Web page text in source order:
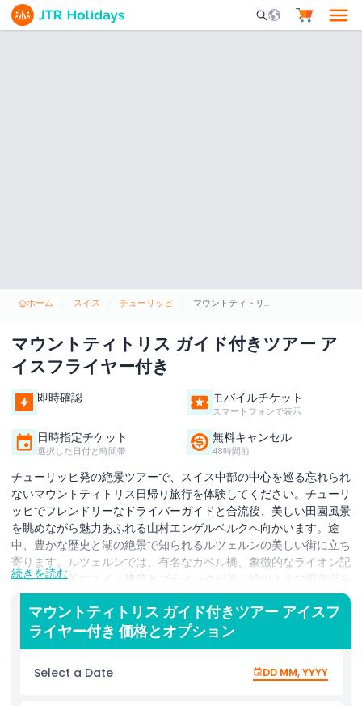
Mobile Search
ホーム スイス チューリッヒ マウントティトリス ガイド付きツアー アイスフライヤー付き
マウントティトリス ガイド付きツアー ア
イスフライヤー付き
即時確認 モバイルチケット
スマートフォンで表示
日時指定チケット
選択した日付と時間帯
無料キャンセル
48時間前
チューリッヒ発の絶景ツアーで、スイス中部の中心を巡る忘れられ
ないマウントティトリス日帰り旅行を体験してください。チューリ
ッヒでフレンドリーなドライバーガイドと合流後、美しい田園風景
を眺めながら魅力あふれる山村エンゲルベルクへ向かいます。途
中、豊かな歴史と湖の絶景で知られるルツェルンの美しい街に立ち
寄ります。ルツェルンでは、有名なカペル橋、象徴的なライオン記
念碑、伝統的なスイス建築とブティックが並ぶ絵のような旧市街を
自由に散策できます。エンゲルベルクへ向かい、約45分間の乗車
で素晴らしいアルプスの景観を楽しめるティトリス・エクスプレ
ス・ケーブルカーでワクワクの登山を始めます。体験のハイライト
は、世界初の回転式ゴンドラであるロータルケーブルカーで、スイ
スアルプスの360度のパノラマビューを堪能できます。標高3,020
メートルのマウントティトリスの頂上に到達すると、年間を通して
続きを読む
マウントティトリス ガイド付きツアー アイスフ
ライヤー付き 価格とオプション
Select a Date DD MM, YYYY